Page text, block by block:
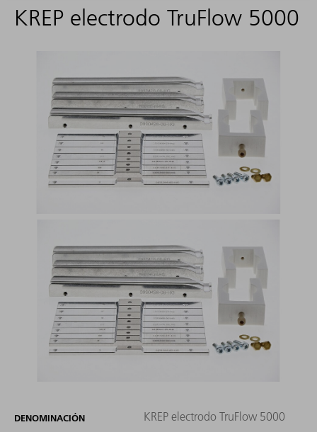
KREP electrodo TruFlow 5000
DENOMINACIÓN KREP electrodo TruFlow 5000